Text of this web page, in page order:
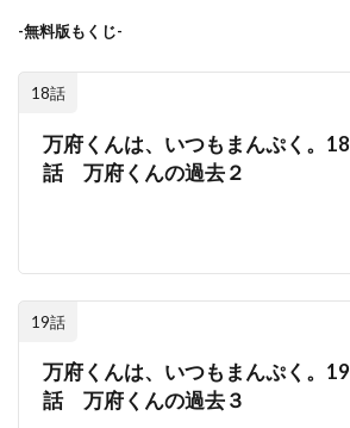
-無料版もくじ-
18話
万府くんは、いつもまんぷく。18
話 万府くんの過去２
19話
万府くんは、いつもまんぷく。19
話 万府くんの過去３